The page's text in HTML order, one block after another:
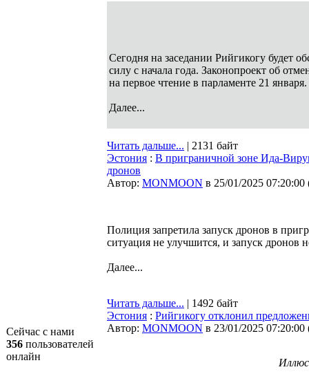
Сейчас с нами
356 пользователей
онлайн
Сегодня на заседании Рийгикогу будет
силу с начала года. Законопроект об
на первое чтение в парламенте 21 января.
Далее...
Читать дальше... | 2131 байт
Эстония : В приграничной зоне Ида-
дронов
Автор: MONMOON в 25/01/2025 07:20:00
Полиция запретила запуск дронов в
ситуация не улучшится, и запуск дронов
Далее...
Читать дальше... | 1492 байт
Эстония : Рийгикогу отклонил
Автор: MONMOON в 23/01/2025 07:20:00